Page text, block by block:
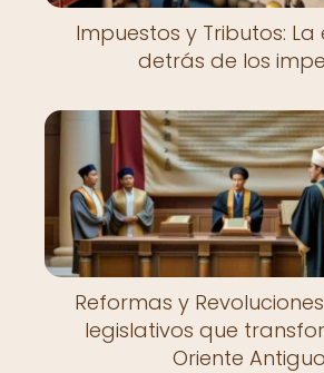
Impuestos y Tributos:
detrás de los
Reformas y
legislativos que
Oriente Antiguo